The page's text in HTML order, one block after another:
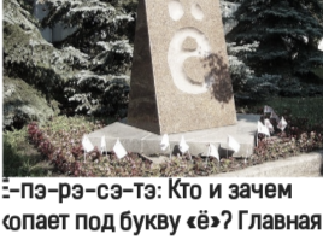
Ё-пэ-рэ-сэ-тэ: Кто и зачем
копает под букву «ё»? Главная